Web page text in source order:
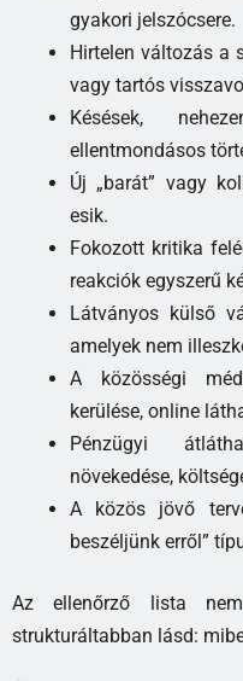
gyakori jelszócsere.
Hirtelen változás a
vagy tartós
Késések,
ellentmondásos
Új „barát” vagy
esik.
Fokozott kritika
reakciók egyszerű
Látványos külső
amelyek nem
A közösségi
kerülése, online
Pénzügyi
növekedése,
A közös jövő
beszéljünk erről”
Az ellenőrző lista
strukturáltabban lásd: